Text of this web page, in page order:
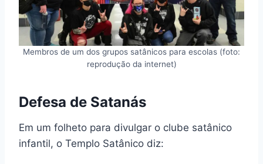
Membros de um dos grupos satânicos para escolas (foto:
reprodução da internet)
Defesa de Satanás
Em um folheto para divulgar o clube satânico
infantil, o Templo Satânico diz: